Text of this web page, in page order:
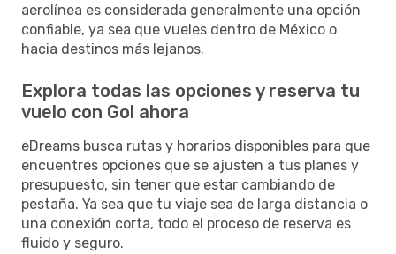
aerolínea es considerada generalmente una opción
confiable, ya sea que vueles dentro de México o
hacia destinos más lejanos.
Explora todas las opciones y reserva tu
vuelo con Gol ahora
eDreams busca rutas y horarios disponibles para que
encuentres opciones que se ajusten a tus planes y
presupuesto, sin tener que estar cambiando de
pestaña. Ya sea que tu viaje sea de larga distancia o
una conexión corta, todo el proceso de reserva es
fluido y seguro.